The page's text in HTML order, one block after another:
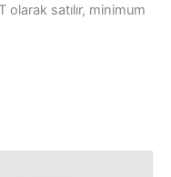
olarak satılır, minimum